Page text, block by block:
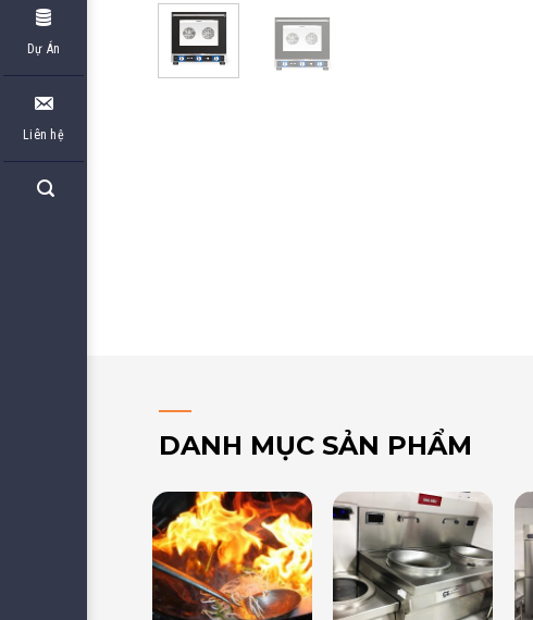
Dự Án
Liên hệ
DANH MỤC SẢN PHẨM